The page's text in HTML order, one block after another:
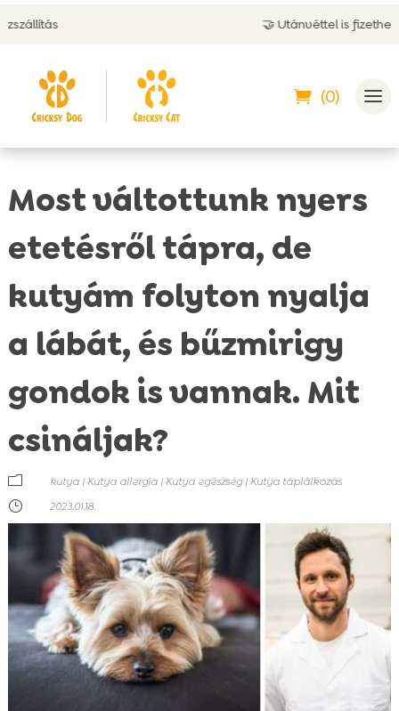
(0)
Most váltottunk nyers
etetésről tápra, de
kutyám folyton nyalja
a lábát, és bűzmirigy
gondok is vannak. Mit
csináljak?
m kutya | Kutya allergia | Kutya egészség| Kutya táplálkozás
}
2023.01.18.